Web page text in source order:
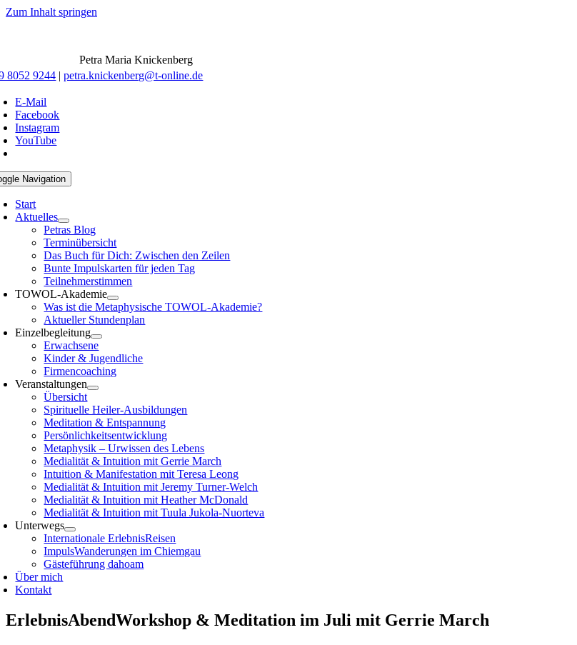
Zum Inhalt springen
Petra Maria Knickenberg
8052 9244 |petra.knickenberg@t-online.de
E-Mail
Facebook
Instagram
YouTube
Navigation
Start
Aktuelles
Petras Blog
Terminübersicht
Das Buch für Dich: Zwischen den Zeilen
Bunte Impulskarten für jeden Tag
Teilnehmerstimmen
TOWOL-Akademie
Was ist die Metaphysische TOWOL-Akademie?
Aktueller Stundenplan
Einzelbegleitung
Erwachsene
Kinder & Jugendliche
Firmencoaching
Veranstaltungen
Übersicht
Spirituelle Heiler-Ausbildungen
Meditation & Entspannung
Persönlichkeitsentwicklung
Metaphysik – Urwissen des Lebens
Medialität & Intuition mit Gerrie March
Intuition & Manifestation mit Teresa Leong
Medialität & Intuition mit Jeremy Turner-Welch
Medialität & Intuition mit Heather McDonald
Medialität & Intuition mit Tuula Jukola-Nuorteva
Unterwegs
Internationale ErlebnisReisen
ImpulsWanderungen im Chiemgau
Gästeführung dahoam
Über mich
Kontakt
ErlebnisAbendWorkshop & Meditation im Juli mit Gerrie March